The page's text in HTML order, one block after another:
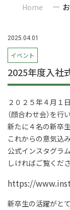
Home ー
2025.04.01
イベント
2025年度入社
２０２５年４月１
（顔合わせ会）を行
新たに４名の新卒
これからの意気込
公式インスタグラ
しければご覧くださ
https://
新卒生の活躍がと